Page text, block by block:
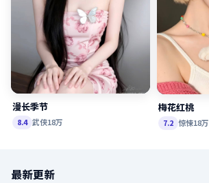
漫长季节
8.4 武侠18万
梅花红桃
7.2 惊悚18万
最新更新